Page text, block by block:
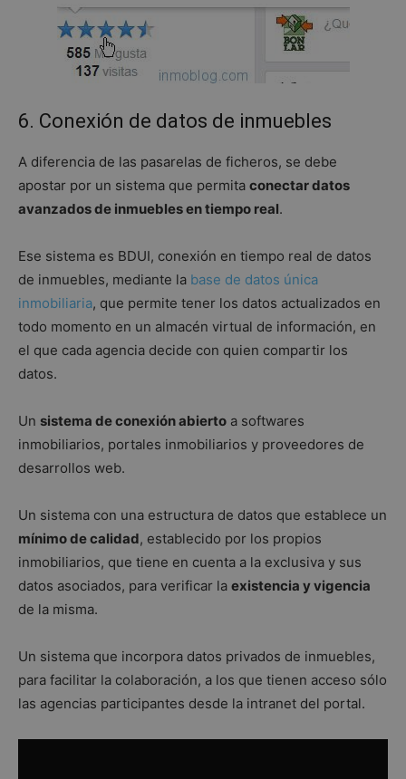
6. Conexión de datos de inmuebles
A diferencia de las pasarelas de ficheros, se debe
apostar por un sistema que permita conectar datos
avanzados de inmuebles en tiempo real.
Ese sistema es BDUI, conexión en tiempo real de datos
de inmuebles, mediante la base de datos única
inmobiliaria, que permite tener los datos actualizados en
todo momento en un almacén virtual de información, en
el que cada agencia decide con quien compartir los
datos.
Un sistema de conexión abierto a softwares
inmobiliarios, portales inmobiliarios y proveedores de
desarrollos web.
Un sistema con una estructura de datos que establece un
mínimo de calidad, establecido por los propios
inmobiliarios, que tiene en cuenta a la exclusiva y sus
datos asociados, para verificar la existencia y vigencia
de la misma.
Un sistema que incorpora datos privados de inmuebles,
para facilitar la colaboración, a los que tienen acceso sólo
las agencias participantes desde la intranet del portal.
Nombre Vencimiento Descripción
__eoi
5 meses 4
experiencia
usuario y
_ga
Google LLC
.inmoblog.com
1 año 1 mes
Este nombre
Google
Universal
Analytics, que
es una
actualización
utiliza para
distinguir
generado
de cliente. Se
cada solicitud
datos de
visitantes,
sesiones y
los informes
Política de Privacidad de Google